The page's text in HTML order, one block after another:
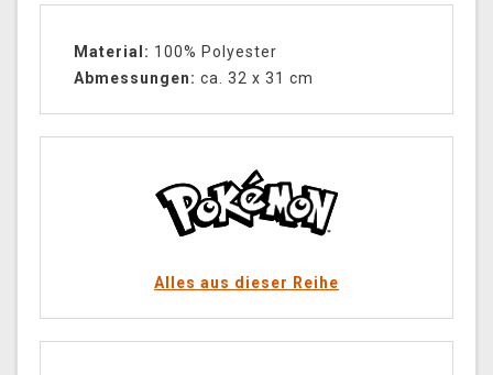
Material: 100% Polyester
Abmessungen: ca. 32 x 31 cm
Alles aus dieser Reihe